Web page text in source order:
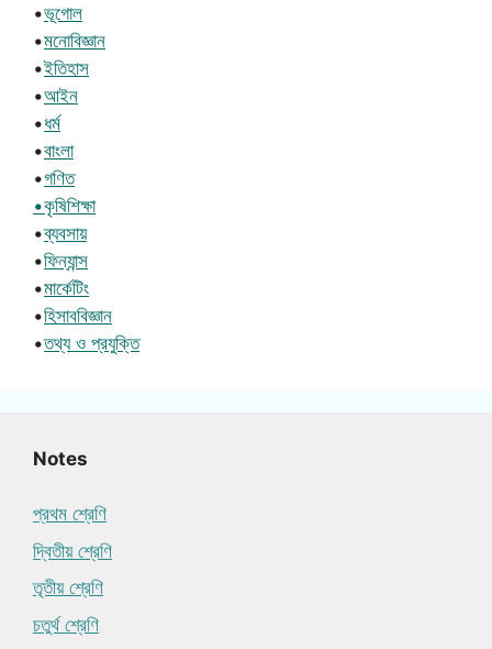
•ভূগোল
•মনোবিজ্ঞান
•ইতিহাস
•আইন
•ধর্ম
•বাংলা
•গণিত
•কৃষিশিক্ষা
•ব্যবসায়
•ফিন্যান্স
•মার্কেটিং
•হিসাববিজ্ঞান
•তথ্য ও প্রযুক্তি
Notes
প্রথম শ্রেণি
দ্বিতীয় শ্রেণি
তৃতীয় শ্রেণি
চতুর্থ শ্রেণি